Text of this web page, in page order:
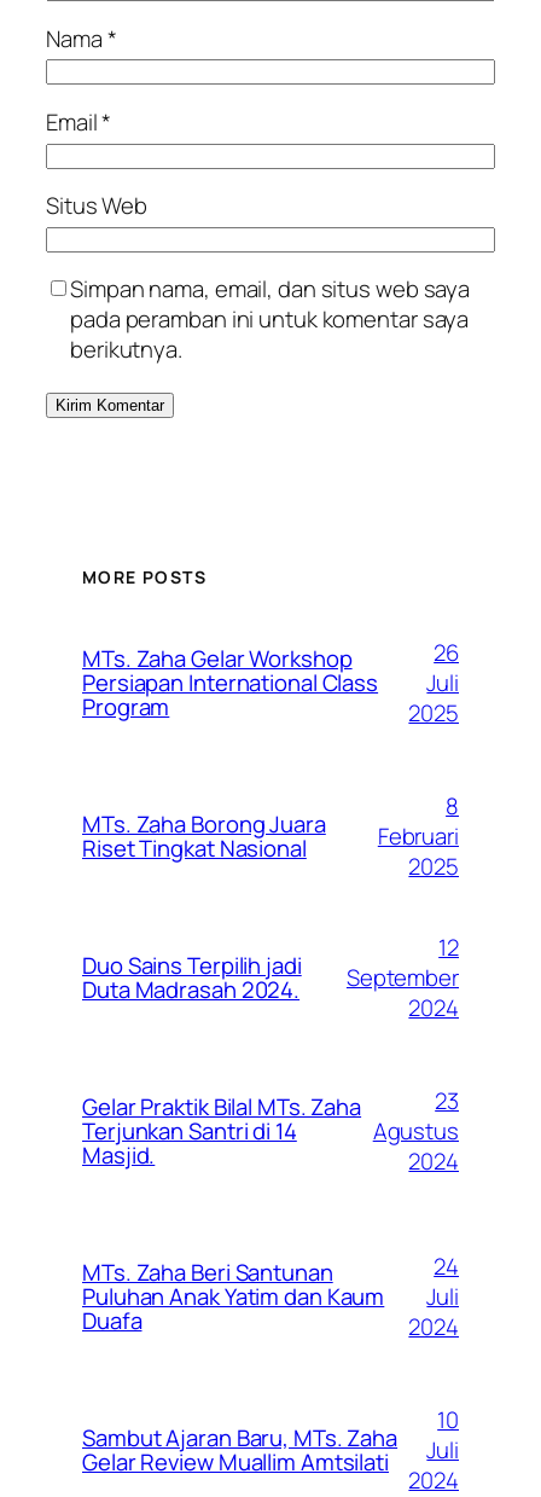
Nama*
Email*
Situs Web
Simpan nama, email, dan situs web saya
pada peramban ini untuk komentar saya
berikutnya.
MORE POSTS
MTs. Zaha Gelar Workshop
Persiapan International Class
Program
26
Juli
2025
MTs. Zaha Borong Juara
Riset Tingkat Nasional
8
Februari
2025
Duo Sains Terpilih jadi
Duta Madrasah 2024.
12
September
2024
Gelar Praktik Bilal MTs. Zaha
Terjunkan Santri di 14
Masjid.
23
Agustus
2024
MTs. Zaha Beri Santunan
Puluhan Anak Yatim dan Kaum
Duafa
24
Juli
2024
Sambut Ajaran Baru, MTs. Zaha
Gelar Review Muallim Amtsilati
10
Juli
2024